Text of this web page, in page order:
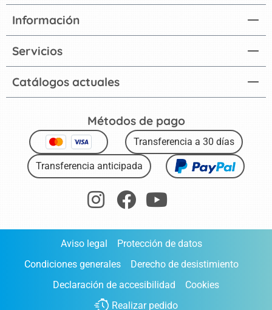
Catálogos actuales
Información
Servicios
Métodos de pago
Transferencia a 30 días
Transferencia anticipada
Aviso legal
Protección de datos
Condiciones generales
Derecho de desistimiento
Declaración de accesibilidad
Cookies
Realizar pedido